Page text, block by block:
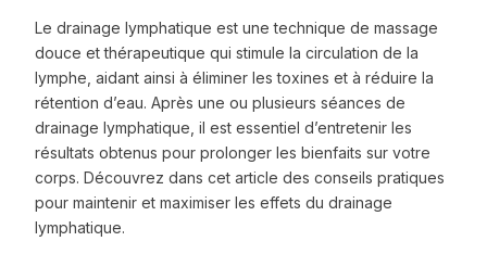
Le drainage lymphatique est une technique de massage
douce et thérapeutique qui stimule la circulation de la
lymphe, aidant ainsi à éliminer les toxines et à réduire la
rétention d’eau. Après une ou plusieurs séances de
drainage lymphatique, il est essentiel d’entretenir les
résultats obtenus pour prolonger les bienfaits sur votre
corps. Découvrez dans cet article des conseils pratiques
pour maintenir et maximiser les effets du drainage
lymphatique.